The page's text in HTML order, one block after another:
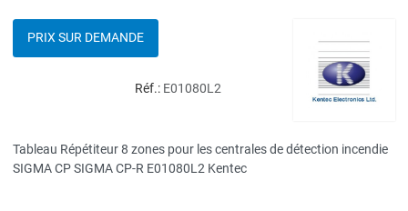
PRIX SUR DEMANDE
Réf.: E01080L2
Tableau Répétiteur 8 zones pour les centrales de détection incendie
SIGMA CP SIGMA CP-R E01080L2 Kentec